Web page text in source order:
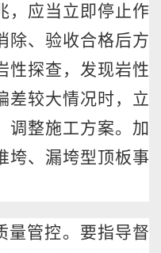
，应当立即停止作
除、验收合格后方
性探查，发现岩性
差较大情况时，立
调整施工方案。加
垮、漏垮型顶板事
量管控。要指导督